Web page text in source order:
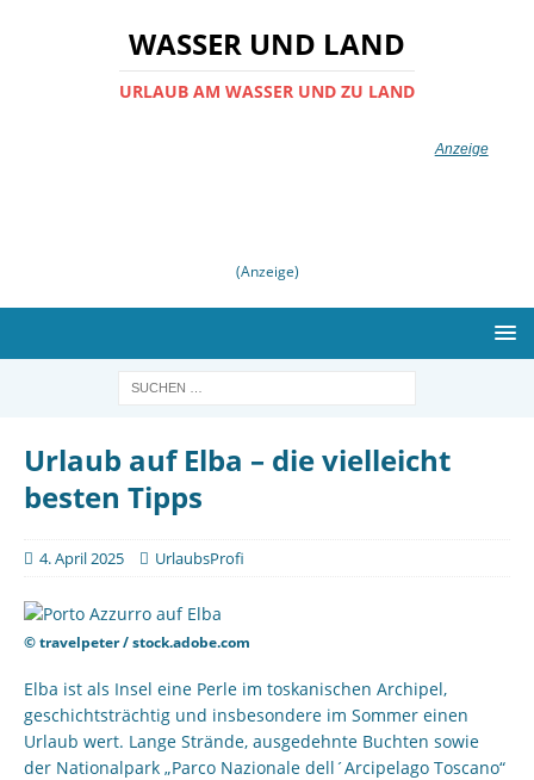
WASSER UND LAND
URLAUB AM WASSER UND ZU LAND
(Anzeige)
Urlaub auf Elba – die vielleicht
besten Tipps
4. April 2025 UrlaubsProfi
© travelpeter / stock.adobe.com
Elba ist als Insel eine Perle im toskanischen Archipel,
geschichtsträchtig und insbesondere im Sommer einen
Urlaub wert. Lange Strände, ausgedehnte Buchten sowie
der Nationalpark „Parco Nazionale dell´Arcipelago Toscano“